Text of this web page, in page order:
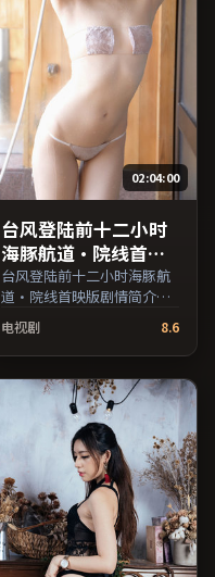
02:04:00
台风登陆前十二小时
海豚航道·院线首映
版
台风登陆前十二小时海豚航
道·院线首映版剧情简介：
剧情围绕一次意外转折展
开，美术与场景还原了特定
年代质感；由乌尔善执导，
章子怡、易烊千玺、沈腾等
主演，泰国出品，爱情类
型，2016年上映 / 2016年5
月17日于泰国地区院线首
映，网络平台同步更新片
源。适合希望获得情感共鸣
与现实思考的观众在线高清
观看。（国产影视资源大全
免费条目索引，支持片名与
演员交叉检索。）
电视剧 8.6